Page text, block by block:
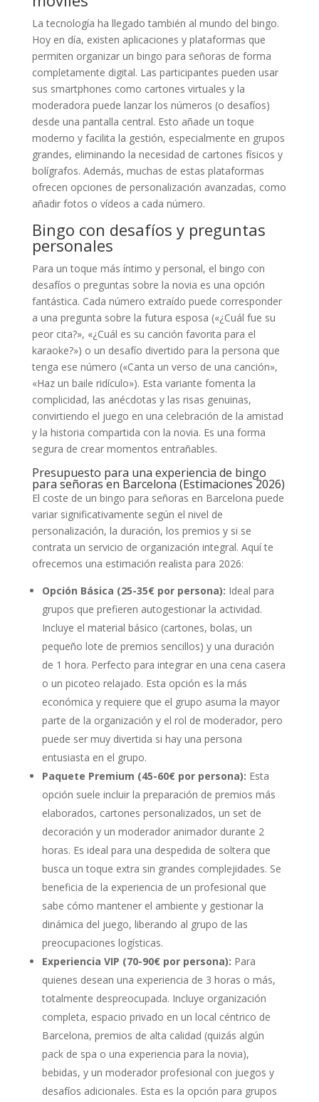
La tecnología ha llegado también al mundo del bingo.
Hoy en día, existen aplicaciones y plataformas que
permiten organizar un bingo para señoras de forma
completamente digital. Las participantes pueden usar
sus smartphones como cartones virtuales y la
moderadora puede lanzar los números (o desafíos)
desde una pantalla central. Esto añade un toque
moderno y facilita la gestión, especialmente en grupos
grandes, eliminando la necesidad de cartones físicos y
bolígrafos. Además, muchas de estas plataformas
ofrecen opciones de personalización avanzadas, como
añadir fotos o vídeos a cada número.
Bingo con desafíos y preguntas
personales
Para un toque más íntimo y personal, el bingo con
desafíos o preguntas sobre la novia es una opción
fantástica. Cada número extraído puede corresponder
a una pregunta sobre la futura esposa («¿Cuál fue su
peor cita?», «¿Cuál es su canción favorita para el
karaoke?») o un desafío divertido para la persona que
tenga ese número («Canta un verso de una canción»,
«Haz un baile ridículo»). Esta variante fomenta la
complicidad, las anécdotas y las risas genuinas,
convirtiendo el juego en una celebración de la amistad
y la historia compartida con la novia. Es una forma
segura de crear momentos entrañables.
Presupuesto para una experiencia de bingo
para señoras en Barcelona (Estimaciones 2026)
El coste de un bingo para señoras en Barcelona puede
variar significativamente según el nivel de
personalización, la duración, los premios y si se
contrata un servicio de organización integral. Aquí te
ofrecemos una estimación realista para 2026:
Opción Básica (25-35€ por persona): Ideal para
grupos que prefieren autogestionar la actividad.
Incluye el material básico (cartones, bolas, un
pequeño lote de premios sencillos) y una duración
de 1 hora. Perfecto para integrar en una cena casera
o un picoteo relajado. Esta opción es la más
económica y requiere que el grupo asuma la mayor
parte de la organización y el rol de moderador, pero
puede ser muy divertida si hay una persona
entusiasta en el grupo.
Paquete Premium (45-60€ por persona): Esta
opción suele incluir la preparación de premios más
elaborados, cartones personalizados, un set de
decoración y un moderador animador durante 2
horas. Es ideal para una despedida de soltera que
busca un toque extra sin grandes complejidades. Se
beneficia de la experiencia de un profesional que
sabe cómo mantener el ambiente y gestionar la
dinámica del juego, liberando al grupo de las
preocupaciones logísticas.
Experiencia VIP (70-90€ por persona): Para
quienes desean una experiencia de 3 horas o más,
totalmente despreocupada. Incluye organización
completa, espacio privado en un local céntrico de
Barcelona, premios de alta calidad (quizás algún
pack de spa o una experiencia para la novia),
bebidas, y un moderador profesional con juegos y
desafíos adicionales. Esta es la opción para grupos